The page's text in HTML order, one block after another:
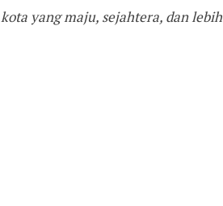
yang maju, sejahtera, dan lebih